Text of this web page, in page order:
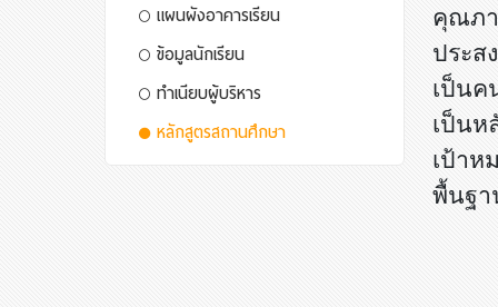
แผนผังอาคารเรียน
ข้อมูลนักเรียน
ทำเนียบผู้บริหาร
หลักสูตรสถานศึกษา
คุณภา
ประส
เป็นค
เป็นห
เป้าห
พื้นฐา